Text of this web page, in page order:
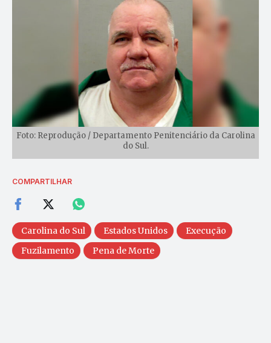
Foto: Reprodução / Departamento Penitenciário da Carolina
do Sul.
COMPARTILHAR
Carolina do Sul Estados Unidos
Execução
Fuzilamento
Pena de Morte